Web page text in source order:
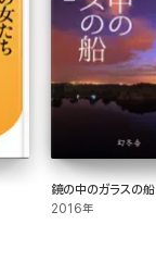
鏡の中のガラスの船
2016年